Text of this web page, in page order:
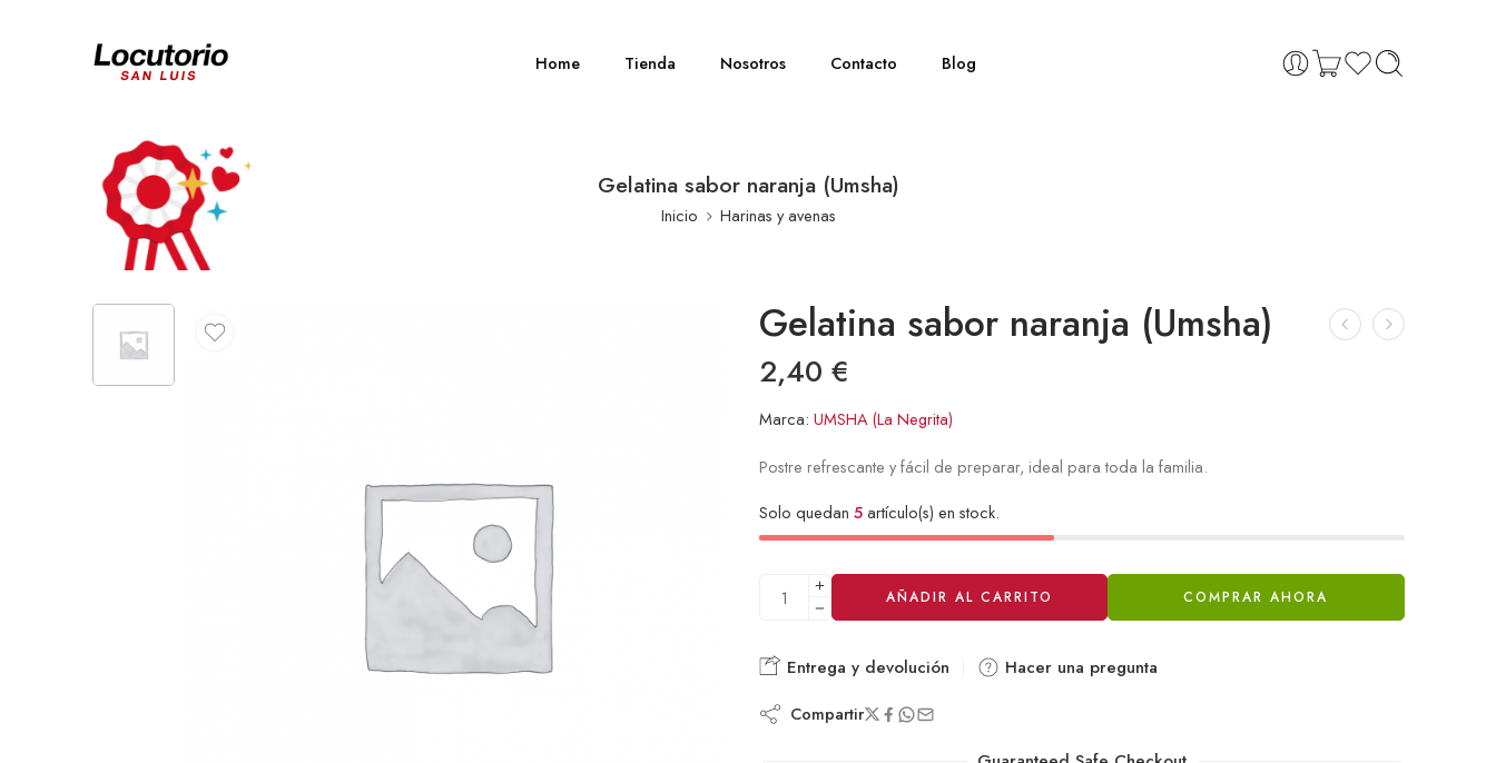
Home Tienda Nosotros Contacto Blog
Gelatina sabor naranja (Umsha)
Inicio Harinas y avenas
Gelatina sabor naranja (Umsha)
2,40 €
Marca: UMSHA (La Negrita)
Postre refrescante y fácil de preparar, ideal para toda la familia.
Solo quedan 5artículo(s) en stock.
AÑADIR AL CARRITO COMPRAR AHORA
Alternative:
Entrega y devolución Hacer una pregunta
Compartir